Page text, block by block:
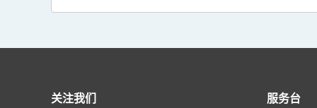
关注我们 服务台